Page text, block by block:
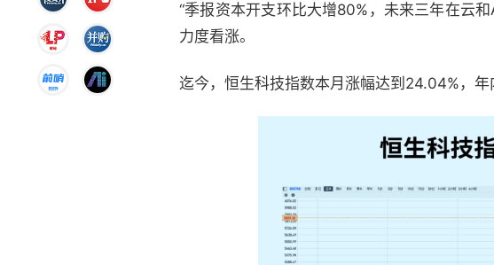
“季报资本开支环比大增80%，未来三年在云
力度看涨。
迄今，恒生科技指数本月涨幅达到24.04%，年